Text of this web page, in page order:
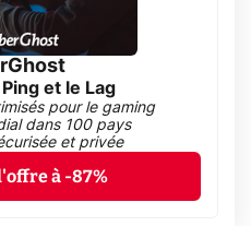
et le Lag
pour le gaming
dans 100 pays
et privée
à -87%